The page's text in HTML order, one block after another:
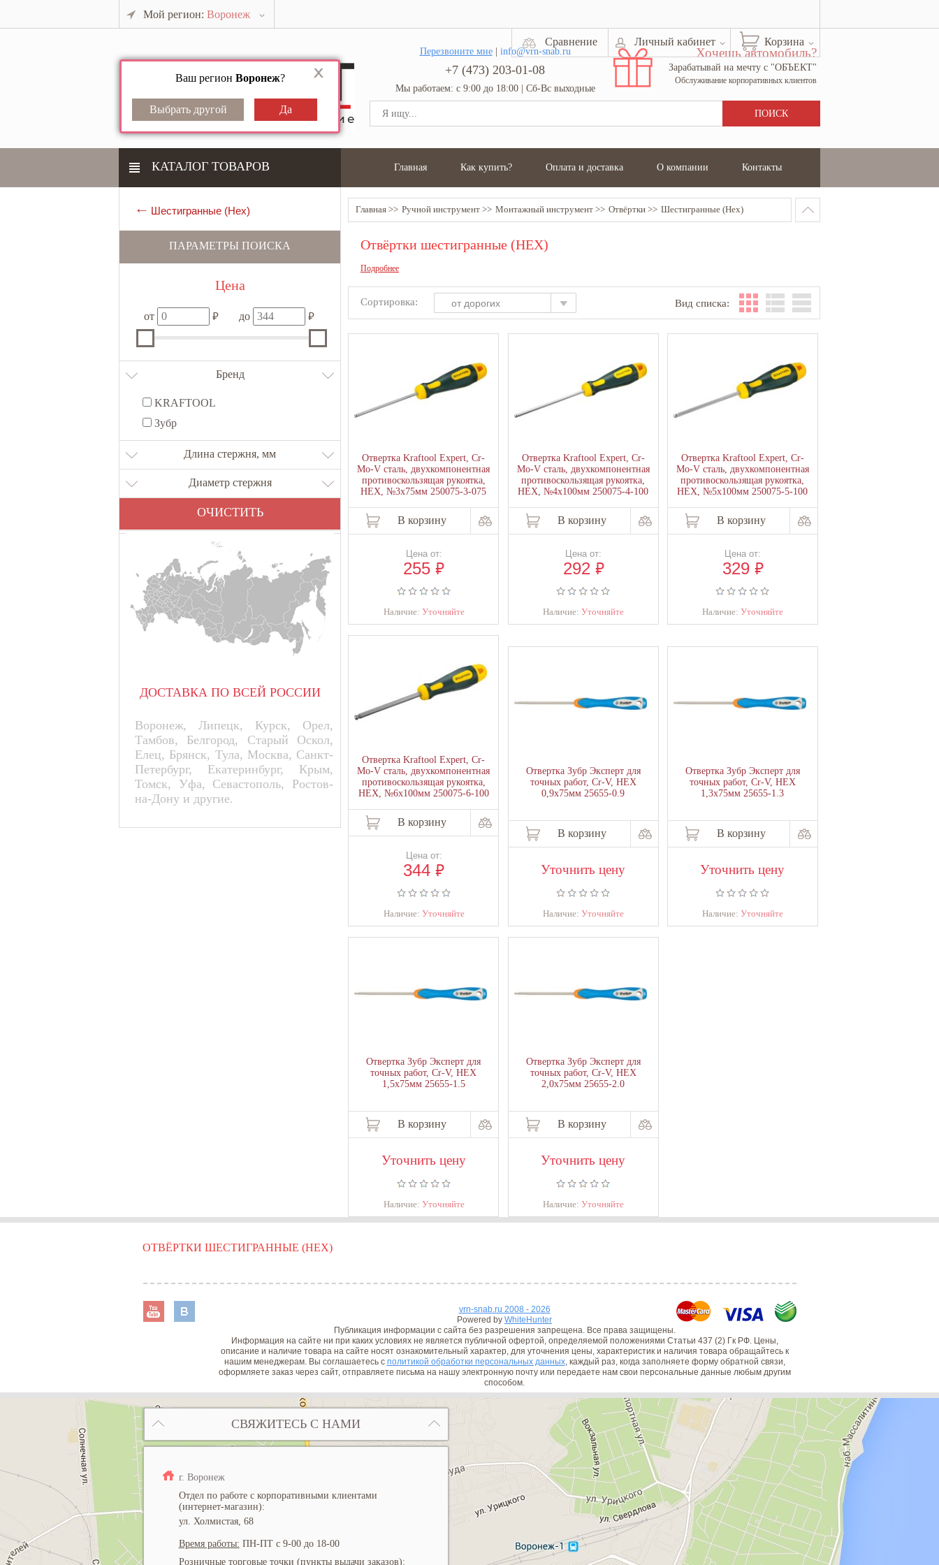
Мой регион: Воронеж
Ваш регион Воронеж?
Корзина
Личный кабинет
Сравнение
Перезвоните мне| info@vrn-snab.ru
+7 (473) 203-01-08
Мы работаем: с 9:00 до 18:00 | Сб-Вс выходные
Хочешь автомобиль?
Зарабатывай на мечту с "ОБЪЕКТ"
Обслуживание корпоративных клиентов
КАТАЛОГ ТОВАРОВ Главная Как купить? Оплата и доставка О компании Контакты
Шестигранные (Hex)
ПАРАМЕТРЫ ПОИСКА
Цена
от ₽ до ₽
Бренд
KRAFTOOL
Зубр
Длина стержня, мм
Диаметр стержня
ОЧИСТИТЬ
ДОСТАВКА ПО ВСЕЙ РОССИИ
Воронеж, Липецк, Курск, Орел,
Тамбов, Белгород, Старый Оскол,
Елец, Брянск, Тула, Москва, Санкт-
Петербург, Екатеринбург, Крым,
Томск, Уфа, Севастополь, Ростов-
на-Дону и другие.
Главная Ручной инструмент Монтажный инструмент Отвёртки Шестигранные (Hex)
Отвёртки шестигранные (HEX)
Подробнее
Сортировка: от дорогих Вид списка:
Отвертка Kraftool Expert, Cr-
Mo-V сталь, двухкомпонентная
противоскользящая рукоятка,
HEX, №3x75мм 250075-3-075
В корзину
Цена от:
255₽
Наличие: Уточняйте
Отвертка Kraftool Expert, Cr-
Mo-V сталь, двухкомпонентная
противоскользящая рукоятка,
HEX, №4x100мм 250075-4-100
В корзину
Цена от:
292 ₽
Наличие:Уточняйте
Отвертка Kraftool Expert, Cr-
Mo-V сталь, двухкомпонентная
противоскользящая рукоятка,
HEX, №5x100мм 250075-5-100
В корзину
Цена от:
329 ₽
Наличие:Уточняйте
Отвертка Kraftool Expert, Cr-
Mo-V сталь, двухкомпонентная
противоскользящая рукоятка,
HEX, №6x100мм 250075-6-100
В корзину
Цена от:
344₽
Наличие: Уточняйте
Отвертка Зубр Эксперт для
точных работ, Сr-V, HEX
0,9х75мм 25655-0.9
В корзину
Уточнить цену
Наличие:Уточняйте
Отвертка Зубр Эксперт для
точных работ, Сr-V, HEX
1,3х75мм 25655-1.3
В корзину
Уточнить цену
Наличие:Уточняйте
Отвертка Зубр Эксперт для
точных работ, Сr-V, HEX
1,5х75мм 25655-1.5
В корзину
Уточнить цену
Наличие: Уточняйте
Отвертка Зубр Эксперт для
точных работ, Сr-V, HEX
2,0х75мм 25655-2.0
В корзину
Уточнить цену
Наличие:Уточняйте
ОТВЁРТКИ ШЕСТИГРАННЫЕ (HEX)
vrn-snab.ru 2008 - 2026
Powered by WhiteHunter
Публикация информации с сайта без разрешения запрещена. Все права защищены.
Информация на сайте ни при каких условиях не является публичной офертой, определяемой положениями Статьи 437 (2) Гк РФ. Цены,
описание и наличие товара на сайте носят ознакомительный характер, для уточнения цены, характеристик и наличия товара обращайтесь к
нашим менеджерам. Вы соглашаетесь с политикой обработки персональных данных, каждый раз, когда заполняете форму обратной связи,
оформляете заказ через сайт, отправляете письма на нашу электронную почту или передаете нам свои персональные данные любым другим
способом.
СВЯЖИТЕСЬ С НАМИ
г. Воронеж
Отдел по работе с корпоративными клиентами
(интернет-магазин):
ул. Холмистая, 68
Время работы: ПН-ПТ с 9-00 до 18-00
Розничные торговые точки (пункты выдачи заказов):